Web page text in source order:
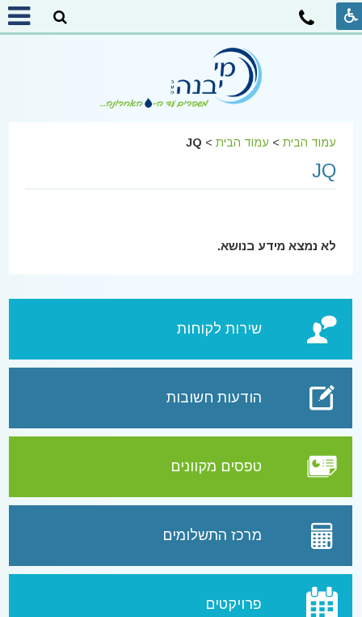
שירות לקוחות
הודעות חשובות
טפסים מקוונים
מרכז התשלומים
פרויקטים
עמוד הבית> עמוד הבית>
JQ
JQ
לא נמצא מידע בנושא.